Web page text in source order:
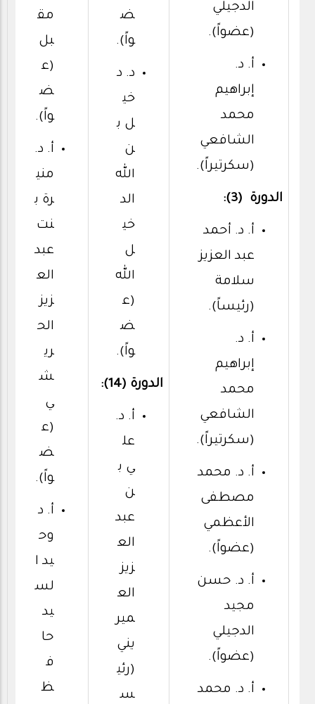
الدجيلي
(عضواً).
أ. د.
إبراهيم
محمد
الشافعي
(سكرتيراً).
الدورة (3):
أ. د. أحمد
عبد العزيز
سلامة
(رئيساً).
أ. د.
إبراهيم
محمد
الشافعي
(سكرتيراً).
أ. د. محمد
مصطفى
الأعظمي
(عضواً).
أ. د. حسن
مجيد
الدجيلي
(عضواً).
أ. د. محمد
ض
واً).
د. د
خي
ل ب
ن
الله
الد
خي
ل
الله
(ع
ض
واً).
الدورة (14):
أ. د.
عل
ي ب
ن
عبد
الع
زيز
الع
مير
يني
(رئي
س
مق
بل
(ع
ض
واً).
أ. د.
مني
رة ب
نت
عبد
الع
زيز
الح
ري
ش
ي
(ع
ض
واً).
أ. د
وح
يد ا
لس
يد
حا
ف
ظ